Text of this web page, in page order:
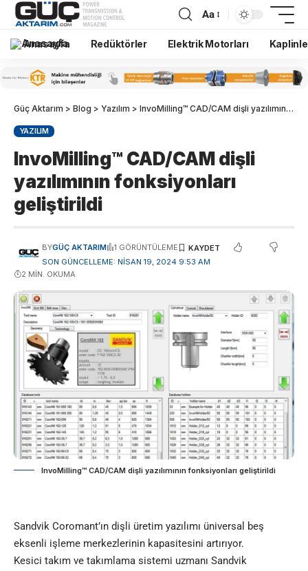
Aa
Anasayfa Redüktörler Elektrik Motorları
Güç Aktarım > Blog > Yazılım > InvoMilling™ CAD/CAM dişli yazılımının fonksiyonları geliştirildi
YAZILIM
InvoMilling™ CAD/CAM dişli
yazılımının fonksiyonları
geliştirildi
SON GÜNCELLEME: NISAN 19, 2024 9:53 AM
BYGÜÇ AKTARIM 1 GÖRÜNTÜLEME
2 MIN. OKUMA
InvoMilling™ CAD/CAM dişli yazılımının fonksiyonları geliştirildi
Sandvik Coromant’ın dişli üretim yazılımı üniversal beş
eksenli işleme merkezlerinin kapasitesini artırıyor.
Kesici takım ve takımlama sistemi uzmanı Sandvik